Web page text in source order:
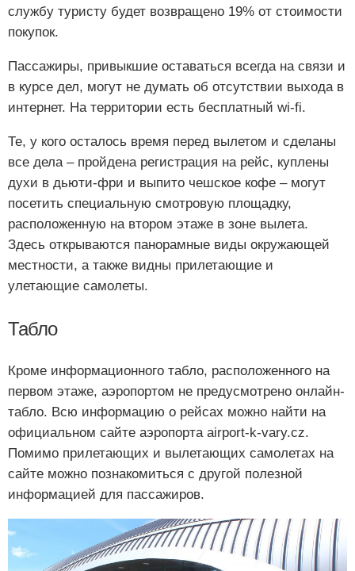
службу туристу будет возвращено 19% от стоимости
покупок.
Пассажиры, привыкшие оставаться всегда на связи и
в курсе дел, могут не думать об отсутствии выхода в
интернет. На территории есть бесплатный wi-fi.
Те, у кого осталось время перед вылетом и сделаны
все дела – пройдена регистрация на рейс, куплены
духи в дьюти-фри и выпито чешское кофе – могут
посетить специальную смотровую площадку,
расположенную на втором этаже в зоне вылета.
Здесь открываются панорамные виды окружающей
местности, а также видны прилетающие и
улетающие самолеты.
Табло
Кроме информационного табло, расположенного на
первом этаже, аэропортом не предусмотрено онлайн-
табло. Всю информацию о рейсах можно найти на
официальном сайте аэропорта airport-k-vary.cz.
Помимо прилетающих и вылетающих самолетах на
сайте можно познакомиться с другой полезной
информацией для пассажиров.